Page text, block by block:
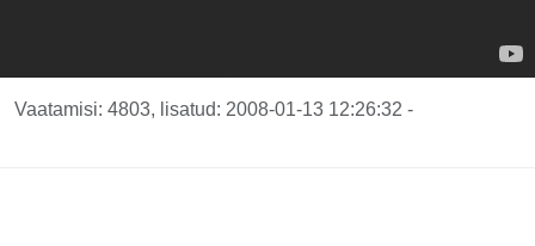
Vaatamisi: 4803, lisatud: 2008-01-13 12:26:32 -